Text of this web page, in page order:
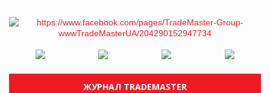
ЖУРНАЛ TRADEMASTER